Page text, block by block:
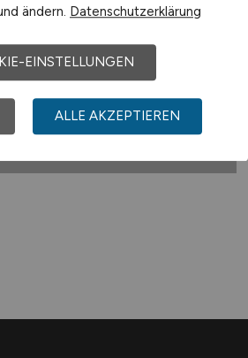
ändern. Datenschutzerklärung
EINSTELLUNGEN
ALLE AKZEPTIEREN